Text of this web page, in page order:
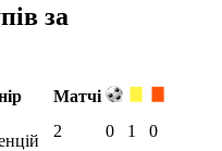
за
Матчі
2 0 1
0